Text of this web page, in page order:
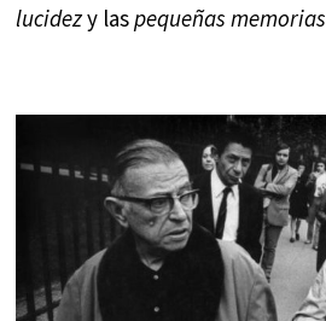
lucidezy laspequeñas memorias